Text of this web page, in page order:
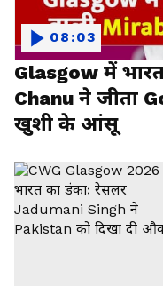
Glasgow में
Chanu ने जीता
खुशी के आंसू
08:03